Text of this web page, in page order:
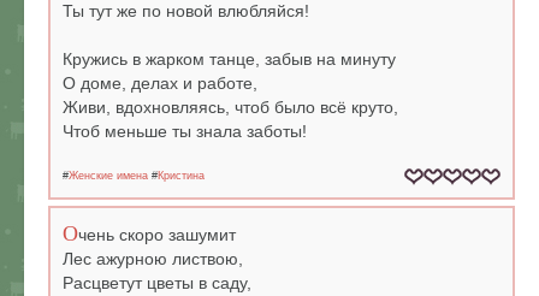
Ты тут же по новой влюбляйся!
Кружись в жарком танце, забыв на минуту
О доме, делах и работе,
Живи, вдохновляясь, чтоб было всё круто,
Чтоб меньше ты знала заботы!
#Женские имена #Кристина
Очень скоро зашумит
Лес ажурною листвою,
Расцветут цветы в саду,